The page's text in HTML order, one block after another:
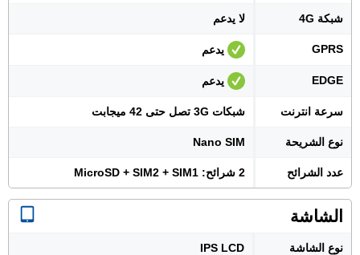
شبكة 4G لا يدعم
GPRS يدعم
EDGE يدعم
سرعة انترنت شبكات 3G تصل حتى 42 ميجابت
نوع الشريحة Nano SIM
عدد الشرائح 2 شرائح: MicroSD + SIM2 + SIM1
الشاشة
نوع الشاشة IPS LCD